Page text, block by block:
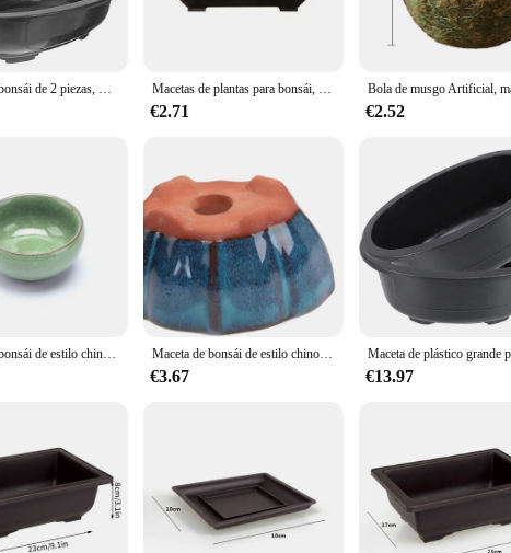
Macetas de bonsái de 2 piezas, maceta ovalada, contenedor de adorno, plantación de plástico para el hogar, soporte grande para jardín, jardinería y oficina Macetas de plantas para bonsái, suculentas de imitación de arena púrpura, maceta de mesa transpirable para plantación de jardín, 22.0016.507.00cm
€2.71 €2.52
Macetas de bonsái de estilo chino, macetas de gres transpirable con agujeros, maceta de entrenamiento para bonsái, artesanías de cerámica Maceta de bonsái de estilo chino, maceta artesanal de cerámica para plantas, decoración del hogar, 7,5x5,7x4cm
€3.67 €13.97